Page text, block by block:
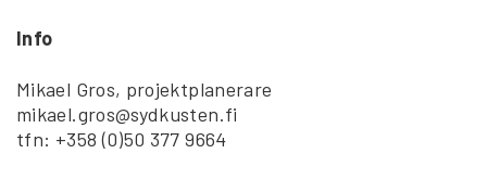
Info
Mikael Gros, projektplanerare
mikael.gros@sydkusten.fi
tfn: +358 (0)50 377 9664